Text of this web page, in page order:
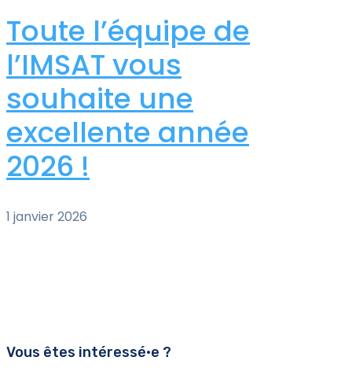
Toute l’équipe de
l’IMSAT vous
souhaite une
excellente année
2026 !​​
1 janvier 2026
Vous êtes intéressé•e ?